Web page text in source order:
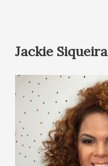
Jackie Siqueira